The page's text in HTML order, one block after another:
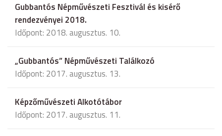
Gubbantós Népművészeti Fesztivál és kisérő
rendezvényei 2018.
Időpont: 2018. augusztus. 10.
„Gubbantós” Népművészeti Találkozó
Időpont: 2017. augusztus. 13.
Képzőművészeti Alkotótábor
Időpont: 2017. augusztus. 11.